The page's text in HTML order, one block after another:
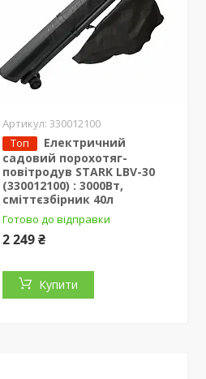
330012100
Топ
Електричний
садовий порохотяг-
повітродув STARK LBV-30
(330012100) : 3000Вт,
сміттєзбірник 40л
Готово до відправки
2 249 ₴
Купити